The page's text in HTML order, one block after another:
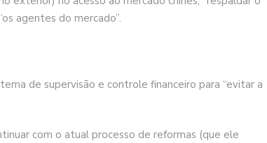
agentes do mercado”.
de supervisão e controle financeiro para “evitar a
com o atual processo de reformas (que ele